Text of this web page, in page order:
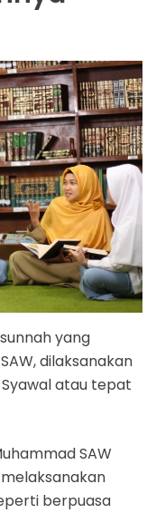
yang
dilaksanakan
atau tepat
SAW
berpuasa